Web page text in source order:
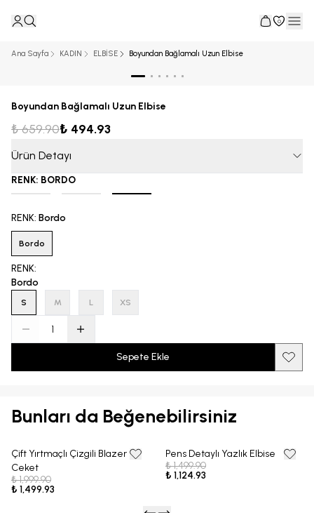
0
Ana Sayfa KADIN ELBİSE Boyundan Bağlamalı Uzun Elbise
Boyundan Bağlamalı Uzun Elbise
₺ 659.90₺ 494.93
Ürün Detayı
RENK: BORDO
RENK: Bordo
Bordo
RENK:
Bordo
S M L XS
Sepete Ekle
Bunları da Beğenebilirsiniz
25% OFF
Çift Yırtmaçlı Çizgili Blazer
Ceket
₺ 1,999.90
₺ 1,499.93
25% OFF
Pens Detaylı Yazlık Elbise
₺ 1,499.90
₺ 1,124.93